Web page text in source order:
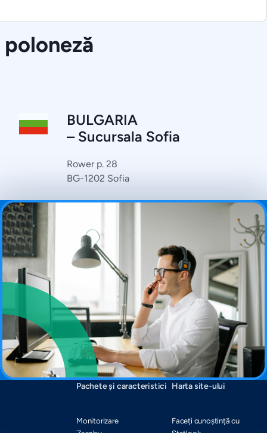
BULGARIA
– Sucursala Sofia
Rower p. 28
BG-1202 Sofia
Pachete și caracteristici
Monitorizare
Harta site-ului
Faceți cunoștință cu